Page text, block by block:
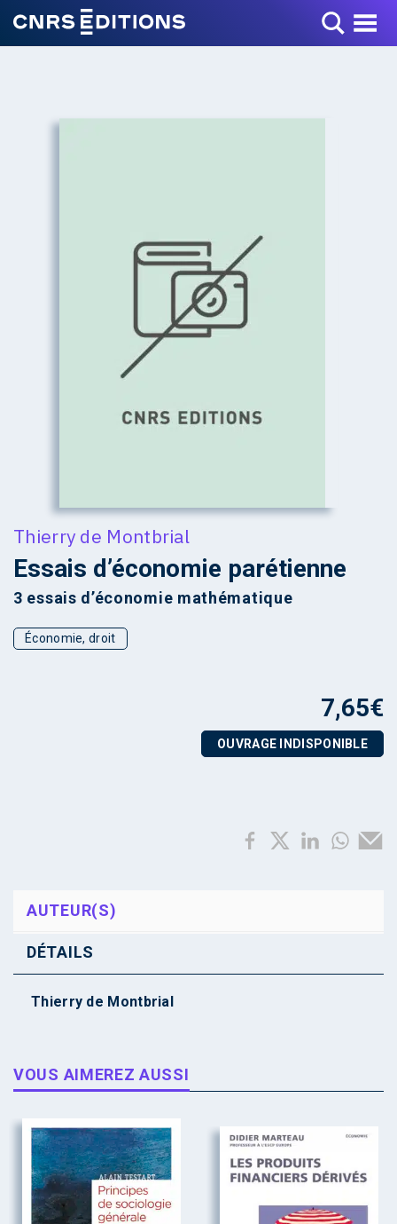
Toggle Menu
Thierry de Montbrial
Essais d’économie parétienne
3 essais d’économie mathématique
Économie, droit
7,65€
OUVRAGE INDISPONIBLE
AUTEUR(S)
DÉTAILS
Thierry de Montbrial
VOUS AIMEREZ AUSSI